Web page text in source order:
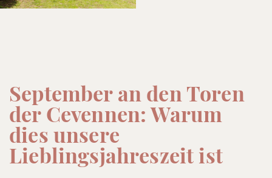
September an den Toren
der Cevennen: Warum
dies unsere
Lieblingsjahreszeit ist